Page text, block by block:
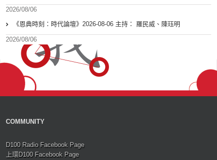
2026/08/06
《恩典時刻：時代論壇》2026-08-06 主持： 羅民威、陳珏明
2026/08/06
COMMUNITY
D100 Radio Facebook Page
上環D100 Facebook Page